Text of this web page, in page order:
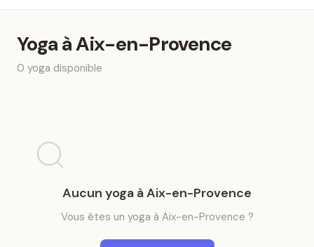
YogaàAix-en-Provence
0 yoga disponible
Aucun yoga àAix-en-Provence
Vous êtes un yoga à Aix-en-Provence ?